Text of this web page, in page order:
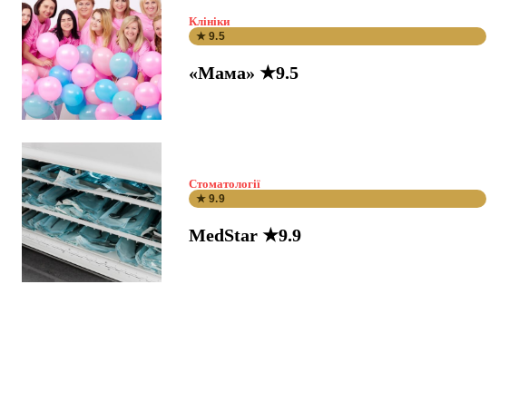
Клініки
★ 9.5
«Мама» ★9.5
Стоматології
★ 9.9
MedStar ★9.9